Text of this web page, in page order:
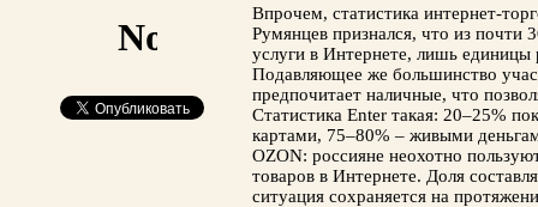
Впрочем, статистика интернет-
Румянцев признался, что из
услуги в Интернете, лишь единицы
Подавляющее же большинство
предпочитает наличные, что
Статистика Enter такая: 20–25%
картами, 75–80% – живыми
OZON: россияне неохотно
товаров в Интернете. Доля
ситуация сохраняется на